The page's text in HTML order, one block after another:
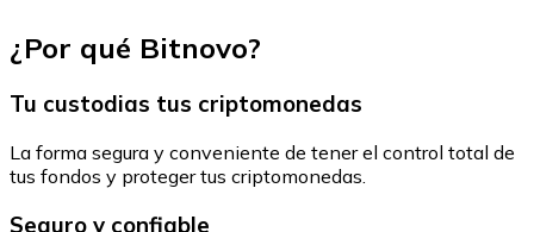
¿Por qué Bitnovo?
Tu custodias tus criptomonedas
La forma segura y conveniente de tener el control total de
tus fondos y proteger tus criptomonedas.
Seguro y confiable